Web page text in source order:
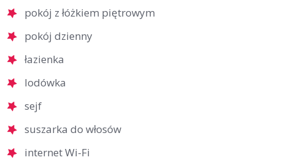
pokój z łóżkiem piętrowym
pokój dzienny
łazienka
lodówka
sejf
suszarka do włosów
internet Wi-Fi